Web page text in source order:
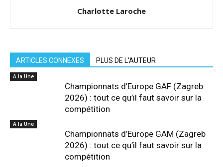
Charlotte Laroche
ARTICLES CONNEXES PLUS DE L'AUTEUR
A la Une
Championnats d’Europe GAF (Zagreb
2026) : tout ce qu’il faut savoir sur la
compétition
A la Une
Championnats d’Europe GAM (Zagreb
2026) : tout ce qu’il faut savoir sur la
compétition